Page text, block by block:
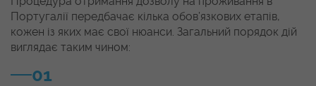
Португалії передбачає кілька обов’язкових етапів,
кожен із яких має свої нюанси. Загальний порядок дій
виглядає таким чином:
01